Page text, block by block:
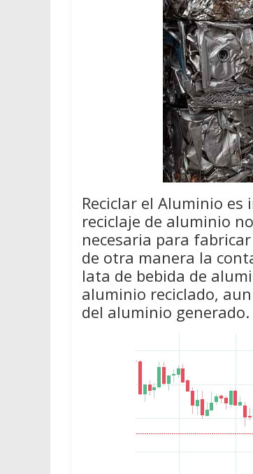
Reciclar el Aluminio
reciclaje de aluminio
necesaria para
de otra manera la
lata de bebida de
aluminio reciclado,
del aluminio generado.